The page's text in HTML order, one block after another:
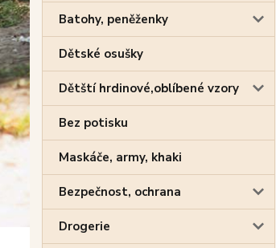
Batohy, peněženky
Dětské osušky
Dětští hrdinové,oblíbené vzory
Bez potisku
Maskáče, army, khaki
Bezpečnost, ochrana
Drogerie